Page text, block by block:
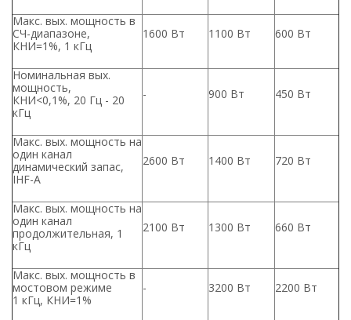
Макс. вых. мощность в
СЧ-диапазоне,
КНИ=1%, 1 кГц
1600 Вт 1100 Вт 600 Вт
Номинальная вых.
мощность,
КНИ<0,1%, 20 Гц - 20
кГц
- 900 Вт 450 Вт
Макс. вых. мощность на
один канал
динамический запас,
IHF-A
2600 Вт 1400 Вт 720 Вт
Макс. вых. мощность на
один канал
продолжительная, 1
кГц
2100 Вт 1300 Вт 660 Вт
Макс. вых. мощность в
мостовом режиме
1 кГц, КНИ=1%
- 3200 Вт 2200 Вт